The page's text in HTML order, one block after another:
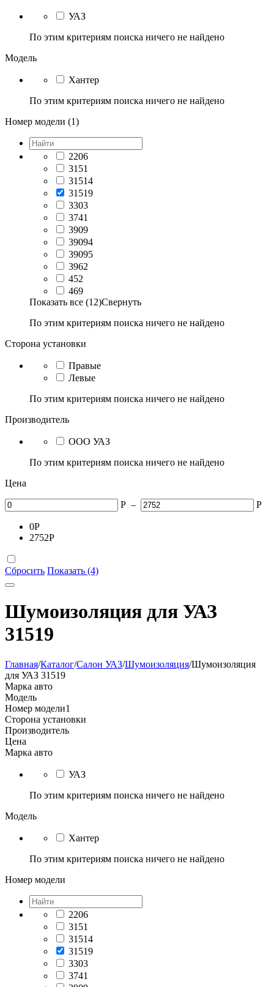
УАЗ
По этим критериям поиска ничего не найдено
Модель
Хантер
По этим критериям поиска ничего не найдено
Номер модели (1)
2206
3151
31514
31519
3303
3741
3909
39094
39095
3962
452
469
Показать все (12)Свернуть
По этим критериям поиска ничего не найдено
Сторона установки
Правые
Левые
По этим критериям поиска ничего не найдено
Производитель
ООО УАЗ
По этим критериям поиска ничего не найдено
Цена
Р – Р
0Р
2752Р
Сбросить Показать (4)
Шумоизоляция для УАЗ
31519
Главная/Каталог/Салон УАЗ/Шумоизоляция/Шумоизоляция
для УАЗ 31519
Марка авто
Модель
Номер модели1
Сторона установки
Производитель
Цена
Марка авто
УАЗ
По этим критериям поиска ничего не найдено
Модель
Хантер
По этим критериям поиска ничего не найдено
Номер модели
2206
3151
31514
31519
3303
3741